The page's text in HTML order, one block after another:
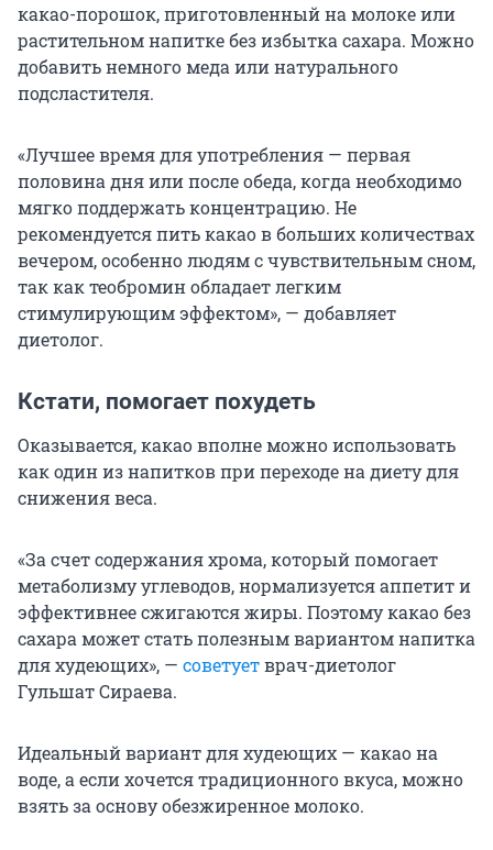
какао-порошок, приготовленный на молоке или
растительном напитке без избытка сахара. Можно
добавить немного меда или натурального
подсластителя.
«Лучшее время для употребления — первая
половина дня или после обеда, когда необходимо
мягко поддержать концентрацию. Не
рекомендуется пить какао в больших количествах
вечером, особенно людям с чувствительным сном,
так как теобромин обладает легким
стимулирующим эффектом», — добавляет
диетолог.
Кстати, помогает похудеть
Оказывается, какао вполне можно использовать
как один из напитков при переходе на диету для
снижения веса.
«За счет содержания хрома, который помогает
метаболизму углеводов, нормализуется аппетит и
эффективнее сжигаются жиры. Поэтому какао без
сахара может стать полезным вариантом напитка
для худеющих», — советуетврач-диетолог
Гульшат Сираева.
Идеальный вариант для худеющих — какао на
воде, а если хочется традиционного вкуса, можно
взять за основу обезжиренное молоко.